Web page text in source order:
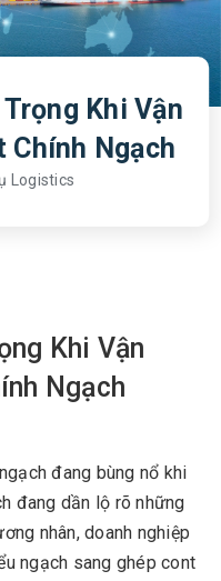
Khi Vận
Chính Ngạch
Logistics
Khi Vận
Ngạch
đang bùng nổ khi
đang dần lộ rõ những
nhân, doanh nghiệp
ngạch sang ghép cont